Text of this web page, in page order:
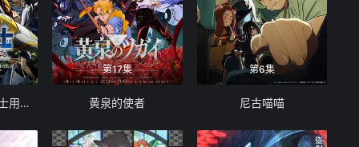
被追放的转生重骑士用游戏知识开无双
第17集
黄泉的使者
第6集
尼古喵喵